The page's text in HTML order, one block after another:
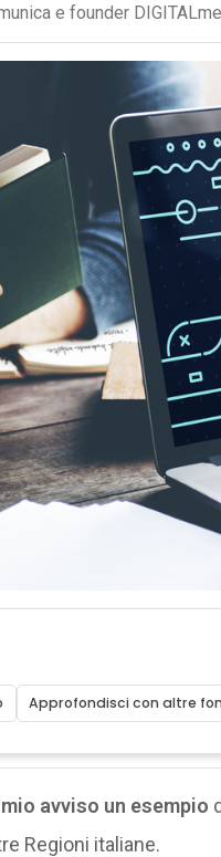
e founder
Approfondisci con altre
avviso un esempio
Regioni italiane.